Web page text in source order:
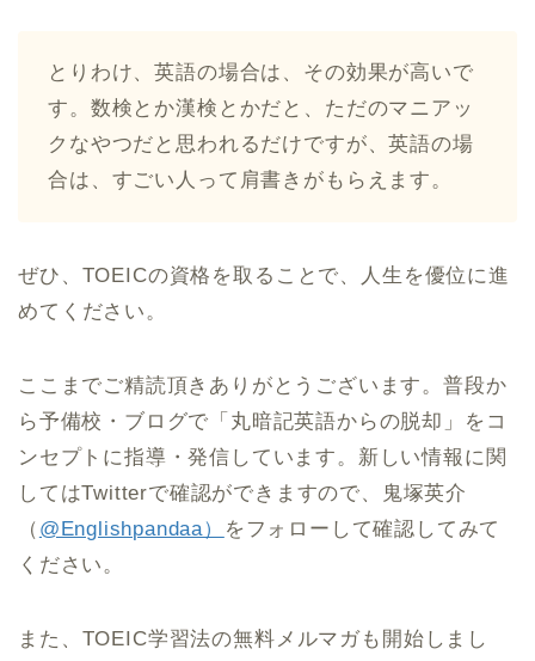
とりわけ、英語の場合は、その効果が高いで
す。数検とか漢検とかだと、ただのマニアッ
クなやつだと思われるだけですが、英語の場
合は、すごい人って肩書きがもらえます。
ぜひ、TOEICの資格を取ることで、人生を優位に進
めてください。
ここまでご精読頂きありがとうございます。普段か
ら予備校・ブログで「丸暗記英語からの脱却」をコ
ンセプトに指導・発信しています。新しい情報に関
してはTwitterで確認ができますので、鬼塚英介
（ @Englishpandaa）
をフォローして確認してみて
ください。
また、TOEIC学習法の無料メルマガも開始しまし